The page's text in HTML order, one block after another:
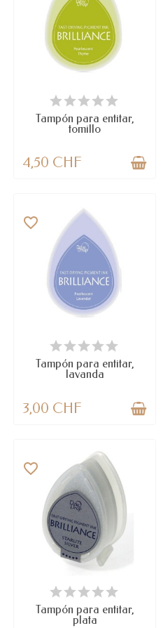
DISPONIBLE
Tampón para entitar,
tomillo
4,50 CHF
LAST ITEMS IN STOCK
favorite_border
Tampón para entitar,
lavanda
3,00 CHF
DISPONIBLE
favorite_border
Tampón para entitar,
plata